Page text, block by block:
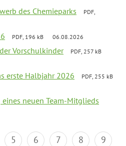
des Chemieparks
PDF,
PDF, 196 kB 06.08.2026
Vorschulkinder
PDF, 257 kB
erste Halbjahr 2026
PDF, 255 kB
neuen Team-Mitglieds
5 6 7 8
9